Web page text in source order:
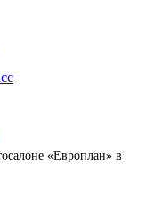
«Европлан» в